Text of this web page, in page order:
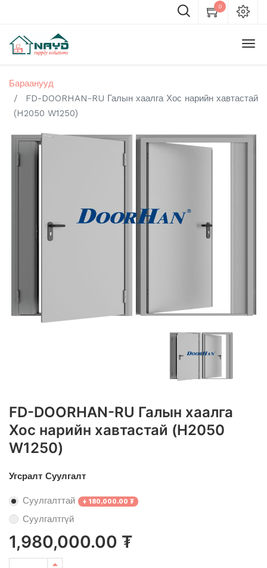
0
Бараанууд
FD-DOORHAN-RU Галын хаалга Хос нарийн хавтастай
(H2050 W1250)
FD-DOORHAN-RU Галын хаалга
Хос нарийн хавтастай (H2050
W1250)
Угсралт Суулгалт
Суулгалттай + 180,000.00 ₮
Суулгалтгүй
1,980,000.00 ₮